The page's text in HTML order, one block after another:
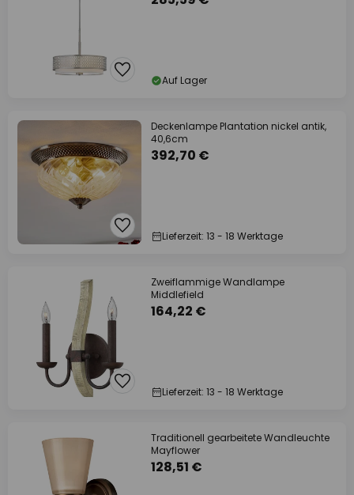
Auf Lager
Deckenlampe Plantation nickel antik,
40,6cm
392,70 €
Lieferzeit: 13 - 18 Werktage
Zweiflammige Wandlampe
Middlefield
164,22 €
Lieferzeit: 13 - 18 Werktage
Traditionell gearbeitete Wandleuchte
Mayflower
128,51 €